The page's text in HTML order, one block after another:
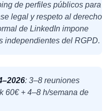
de perfiles públicos para
legal y respeto al derecho
de LinkedIn impone
independientes del RGPD.
: 3–8 reuniones
60€ + 4–8 h/semana de